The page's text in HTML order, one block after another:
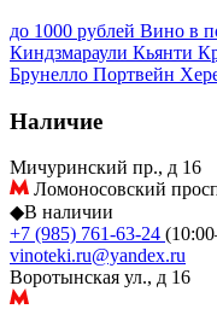
до 1000 рублей Вино в
Киндзмараули Кьянти
Брунелло Портвейн
Наличие
Мичуринский пр., д 16
Ломоносовский
◆В наличии
+7 (985) 761-63-24
vinoteki.ru@yandex.ru
Воротынская ул., д 16